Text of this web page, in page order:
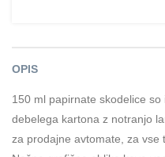
OPIS
150 ml papirnate skodelice
debelega kartona z notranjo
za prodajne avtomate, za vse